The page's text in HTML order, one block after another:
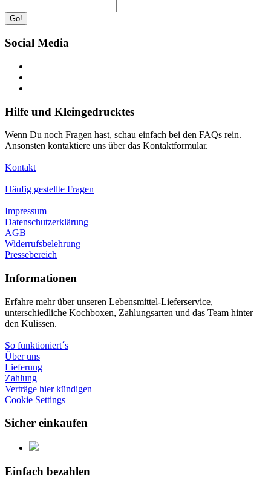
Go!
Social Media
Hilfe und Kleingedrucktes
Wenn Du noch Fragen hast, schau einfach bei den FAQs rein.
Ansonsten kontaktiere uns über das Kontaktformular.
Kontakt
Häufig gestellte Fragen
Impressum
Datenschutzerklärung
AGB
Widerrufsbelehrung
Pressebereich
Informationen
Erfahre mehr über unseren Lebensmittel-Lieferservice,
unterschiedliche Kochboxen, Zahlungsarten und das Team hinter
den Kulissen.
So funktioniert´s
Über uns
Lieferung
Zahlung
Verträge hier kündigen
Cookie Settings
Sicher einkaufen
Einfach bezahlen